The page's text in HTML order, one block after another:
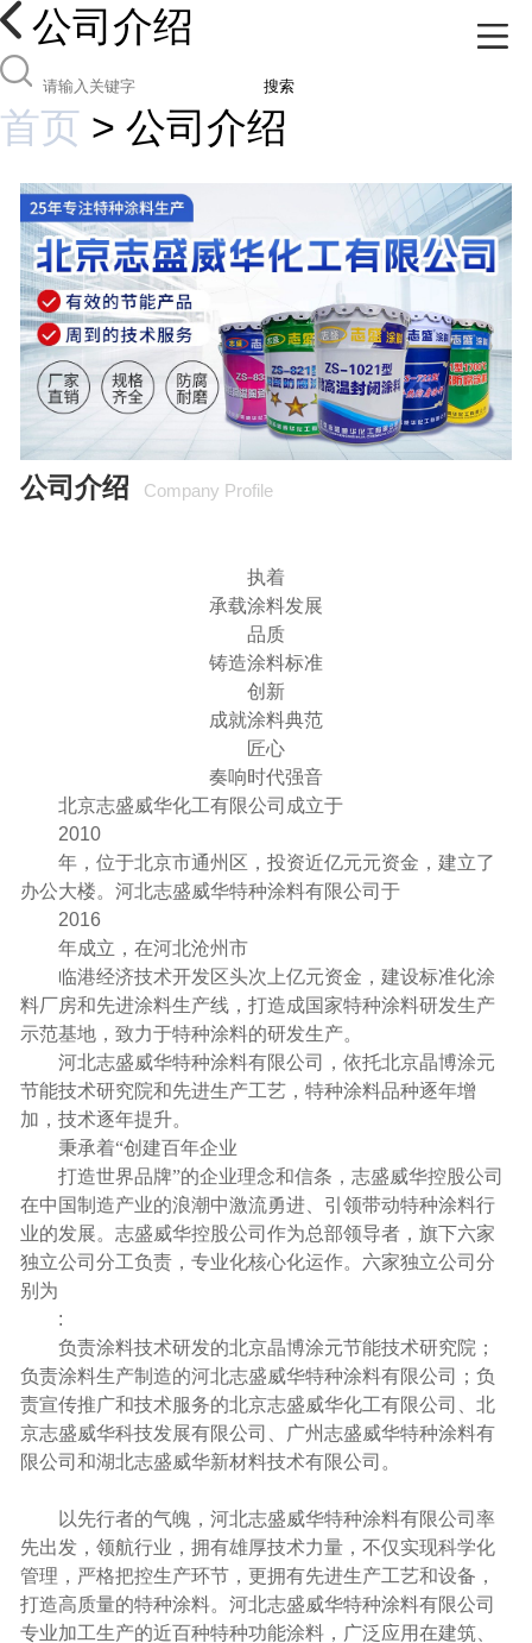
公司介绍
搜索
首页 > 公司介绍
公司介绍 Company Profile
执着
承载涂料发展
品质
铸造涂料标准
创新
成就涂料典范
匠心
奏响时代强音
北京志盛威华化工有限公司成立于
2010
年，位于北京市通州区，投资近亿元元资金，建立了
办公大楼。河北志盛威华特种涂料有限公司于
2016
年成立，在河北沧州市
临港经济技术开发区头次上亿元资金，建设标准化涂
料厂房和先进涂料生产线，打造成国家特种涂料研发生产
示范基地，致力于特种涂料的研发生产。
河北志盛威华特种涂料有限公司，依托北京晶博涂元
节能技术研究院和先进生产工艺，特种涂料品种逐年增
加，技术逐年提升。
秉承着“创建百年企业
打造世界品牌”的企业理念和信条，志盛威华控股公司
在中国制造产业的浪潮中激流勇进、引领带动特种涂料行
业的发展。志盛威华控股公司作为总部领导者，旗下六家
独立公司分工负责，专业化核心化运作。六家独立公司分
别为
:
负责涂料技术研发的北京晶博涂元节能技术研究院；
负责涂料生产制造的河北志盛威华特种涂料有限公司；负
责宣传推广和技术服务的北京志盛威华化工有限公司、北
京志盛威华科技发展有限公司、广州志盛威华特种涂料有
限公司和湖北志盛威华新材料技术有限公司。
以先行者的气魄，河北志盛威华特种涂料有限公司率
先出发，领航行业，拥有雄厚技术力量，不仅实现科学化
管理，严格把控生产环节，更拥有先进生产工艺和设备，
打造高质量的特种涂料。河北志盛威华特种涂料有限公司
专业加工生产的近百种特种功能涂料，广泛应用在建筑、